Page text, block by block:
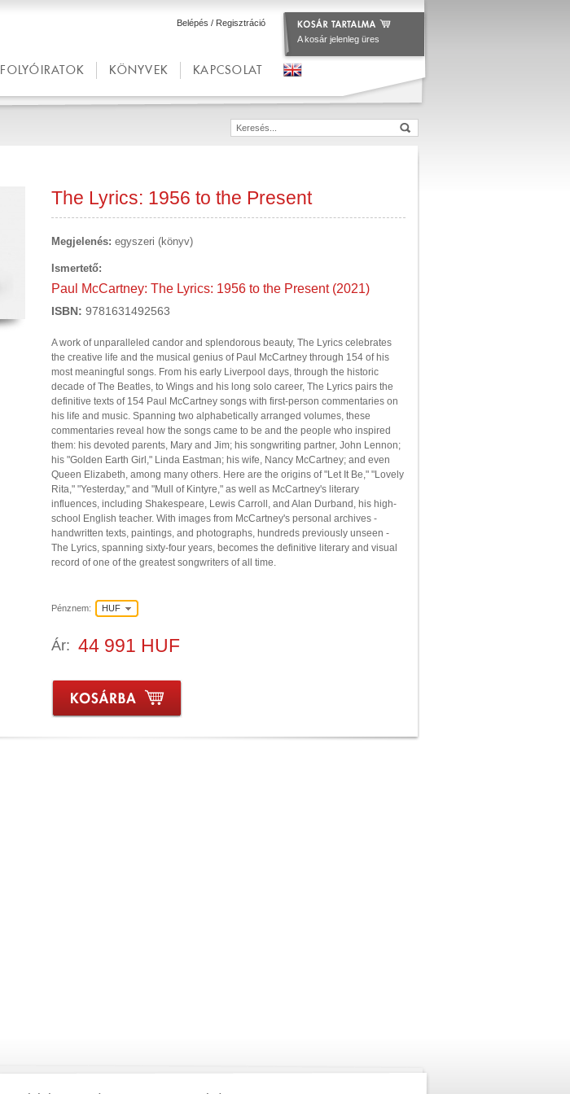
Belépés / Regisztráció
A kosár jelenleg üres
FOLYÓIRATOK KÖNYVEK KAPCSOLAT
The Lyrics: 1956 to the Present
Megjelenés: egyszeri (könyv)
Ismertető:
Paul McCartney: The Lyrics: 1956 to the Present (2021)
ISBN: 9781631492563
A work of unparalleled candor and splendorous beauty, The Lyrics celebrates
the creative life and the musical genius of Paul McCartney through 154 of his
most meaningful songs. From his early Liverpool days, through the historic
decade of The Beatles, to Wings and his long solo career, The Lyrics pairs the
definitive texts of 154 Paul McCartney songs with first-person commentaries on
his life and music. Spanning two alphabetically arranged volumes, these
commentaries reveal how the songs came to be and the people who inspired
them: his devoted parents, Mary and Jim; his songwriting partner, John Lennon;
his "Golden Earth Girl," Linda Eastman; his wife, Nancy McCartney; and even
Queen Elizabeth, among many others. Here are the origins of "Let It Be," "Lovely
Rita," "Yesterday," and "Mull of Kintyre," as well as McCartney's literary
influences, including Shakespeare, Lewis Carroll, and Alan Durband, his high-
school English teacher. With images from McCartney's personal archives -
handwritten texts, paintings, and photographs, hundreds previously unseen -
The Lyrics, spanning sixty-four years, becomes the definitive literary and visual
record of one of the greatest songwriters of all time.
Pénznem: HUF
Ár: 44 991 HUF